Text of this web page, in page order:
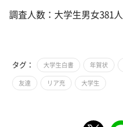
調査人数：大学生男女381人
タグ： 大学生白書 年賀状
友達 リア充 大学生